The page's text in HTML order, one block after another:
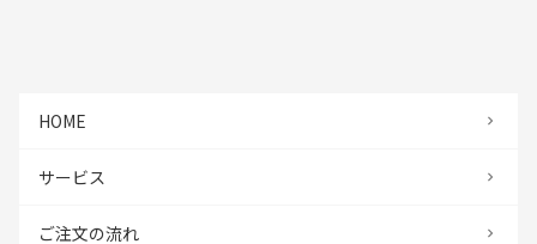
HOME
サービス
ご注文の流れ